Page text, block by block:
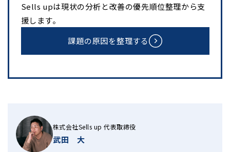
Sells upは現状の分析と改善の優先順位整理から支
援します。
課題の原因を整理する
株式会社Sells up 代表取締役
武田 大